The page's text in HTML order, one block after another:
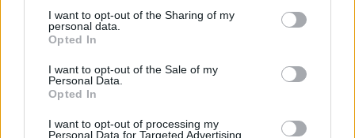
not limited to your visit or usage behaviour. You may click to
grant or deny consent to Google and its third-party tags to
use your data for below specified purposes in below Google
consent section.
I want to opt-out of the Sharing of my
personal data.
Opted In
I want to opt-out of the Sale of my
Personal Data.
Opted In
I want to opt-out of processing my
Personal Data for Targeted Advertising.
Hasonlóan nagy érdeklődést váltott ki szakmai
körökben az
rendeletek módosításacímetviselő javaslat, ezt
Házi Gyermekorvosok Egyesületén, a
Magyar
Egészségügyi Szakdolgozói Kamarán, a
Gyógyszerészi Kamarán, aMagyar Orvosi Kamarán